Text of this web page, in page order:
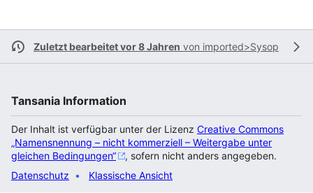
Zuletzt bearbeitet vor 8 Jahren von imported>Sysop
Tansania Information
Der Inhalt ist verfügbar unter der Lizenz Creative Commons
„Namensnennung – nicht kommerziell – Weitergabe unter
gleichen Bedingungen“
, sofern nicht anders angegeben.
Datenschutz
Klassische Ansicht